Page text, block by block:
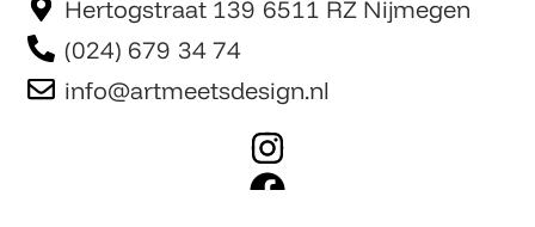
Hertogstraat 139 6511 RZ Nijmegen
(024) 679 34 74
info@artmeetsdesign.nl
I
n
F